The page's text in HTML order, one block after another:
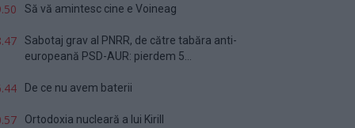
Să vă amintesc cine e Voineag
Sabotaj grav al PNRR, de către tabăra anti-
europeană PSD-AUR: pierdem 5...
De ce nu avem baterii
Ortodoxia nucleară a lui Kirill